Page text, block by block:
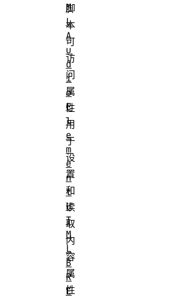
脚
本
可
访
问
属
性
用
于
设
置
和
读
取
内
容
属
性
M
L
A
u
d
i
o
E
l
e
m
e
n
t
H
T
M
L
B
R
E